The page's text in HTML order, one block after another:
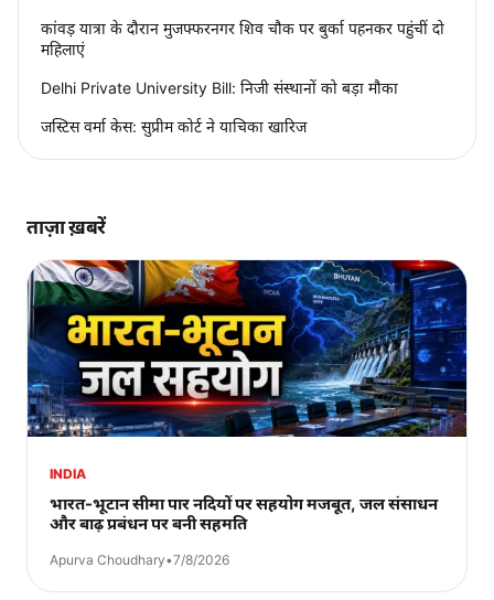
कांवड़ यात्रा के दौरान मुजफ्फरनगर शिव चौक पर बुर्का पहनकर पहुंचीं दो
महिलाएं
Delhi Private University Bill: निजी संस्थानों को बड़ा मौका
जस्टिस वर्मा केस: सुप्रीम कोर्ट ने याचिका खारिज
ताज़ा ख़बरें
INDIA
भारत-भूटान सीमा पार नदियों पर सहयोग मजबूत, जल संसाधन
और बाढ़ प्रबंधन पर बनी सहमति
Apurva Choudhary•7/8/2026